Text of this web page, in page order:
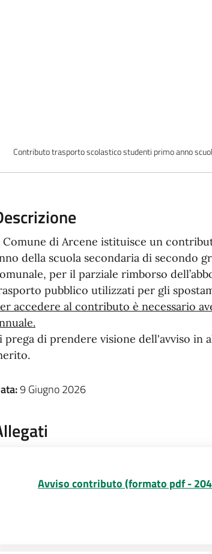
Contributo trasporto scolastico studenti primo anno
Comune di Arcene istituisce un
della scuola secondaria di secondo
per il parziale rimborso
pubblico utilizzati per gli
accedere al contributo è necessario
prega di prendere visione dell'avviso
9 Giugno 2026
Avviso contributo (formato pdf -